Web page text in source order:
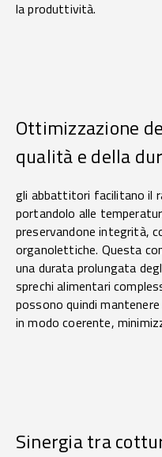
la produttività.
Ottimizzazione
qualità e della
gli abbattitori facilitano il
portandolo alle
preservandone integrità,
organolettiche. Questa
una durata prolungata
sprechi alimentari
possono quindi
in modo coerente,
Sinergia tra